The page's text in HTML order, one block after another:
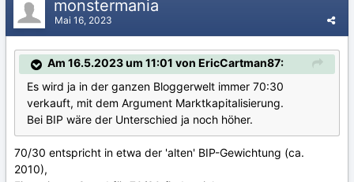
monstermania
Mai 16, 2023
Am 16.5.2023 um 11:01 von EricCartman87:
Es wird ja in der ganzen Bloggerwelt immer 70:30
verkauft, mit dem Argument Marktkapitalisierung.
Bei BIP wäre der Unterschied ja noch höher.
70/30 entspricht in etwa der 'alten' BIP-Gewichtung (ca.
2010),